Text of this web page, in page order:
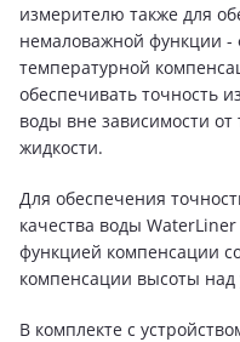
измерителю также для
немаловажной функции -
температурной
обеспечивать точность
воды вне зависимости
жидкости.
Для обеспечения
качества воды
функцией компенсации
компенсации высоты
В комплекте с